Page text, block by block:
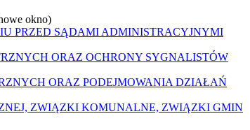
okno)
PRZED SĄDAMI ADMINISTRACYJNYMI
ORAZ OCHRONY SYGNALISTÓW
ORAZ PODEJMOWANIA DZIAŁAŃ
ZWIĄZKI KOMUNALNE, ZWIĄZKI GMIN